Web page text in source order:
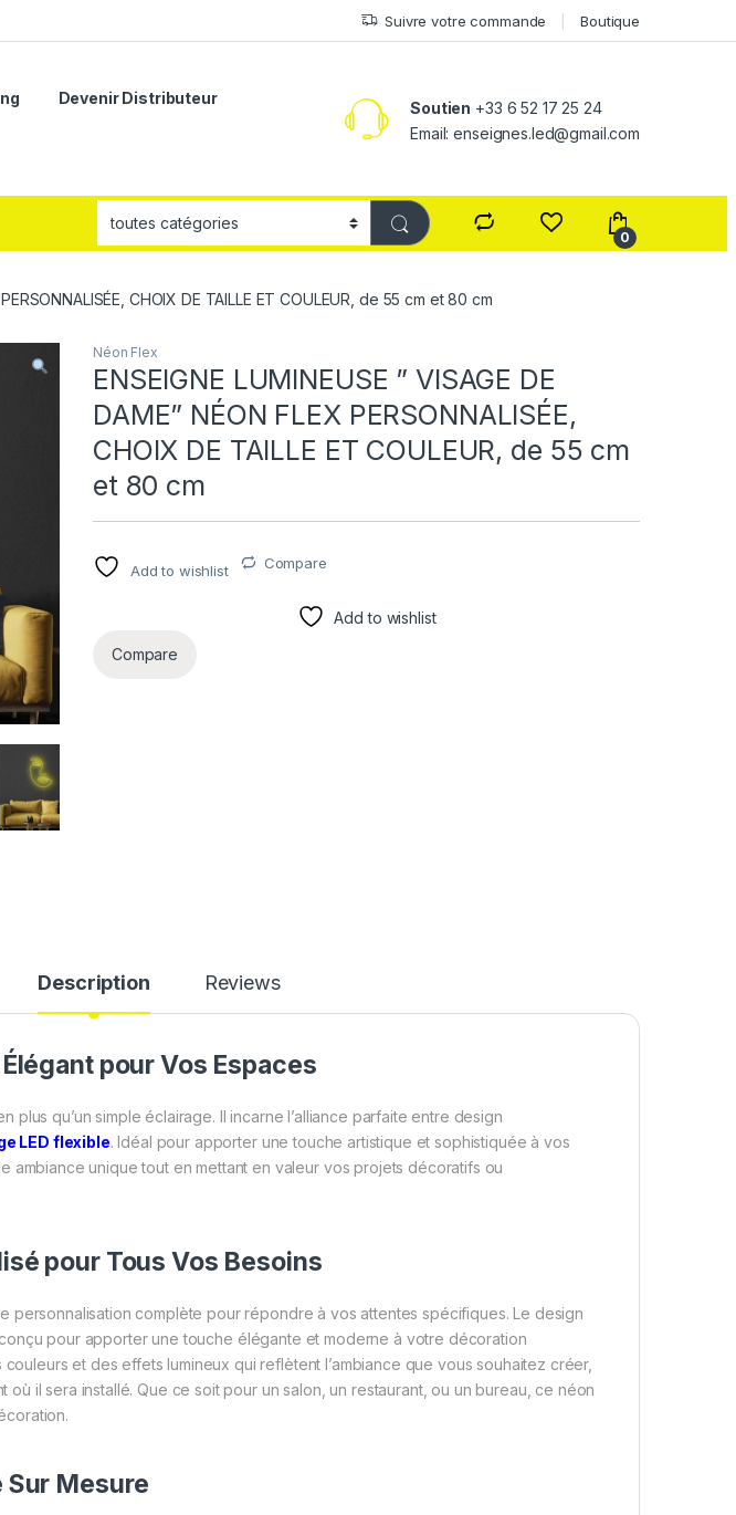
Suivre votre commande Boutique
Devenir Distributeur
Soutien +33 6 52 17 25 24
Email: enseignes.led@gmail.com
0
CHOIX DE TAILLE ET COULEUR, de 55 cm et 80 cm
Néon Flex
ENSEIGNE LUMINEUSE ” VISAGE DE
DAME” NÉON FLEX PERSONNALISÉE,
CHOIX DE TAILLE ET COULEUR, de 55 cm
et 80 cm
Add to wishlist Compare
Add to wishlist
Compare
Description Reviews
pour Vos Espaces
plus qu’un simple éclairage. Il incarne l’alliance parfaite entre design
LED flexible. Idéal pour apporter une touche artistique et sophistiquée à vos
ambiance unique tout en mettant en valeur vos projets décoratifs ou
pour Tous Vos Besoins
personnalisation complète pour répondre à vos attentes spécifiques. Le design
pour apporter une touche élégante et moderne à votre décoration
et des effets lumineux qui reflètent l’ambiance que vous souhaitez créer,
où il sera installé. Que ce soit pour un salon, un restaurant, ou un bureau, ce néon
Sur Mesure